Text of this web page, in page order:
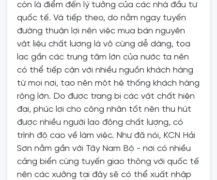
còn là điểm đến lý tưởng của các nhà đầu tư
quốc tế. Và tiếp theo, do nằm ngay tuyến
đường thuận lợi nên việc mua bán nguyên
vật liệu chất lượng là vô cùng dễ dàng, toạ
lạc gần các trung tâm lớn của nước ta nên
có thể tiếp cận với nhiều nguồn khách hàng
từ mọi nơi, tạo nên một hệ thống khách hàng
rộng lớn. Do được trang bị các vật chất hiện
đại, phúc lợi cho công nhân tốt nên thu hút
được nhiều người lao động chất lượng, có
trình độ cao về làm việc. Như đã nói, KCN Hải
Sơn nằm gần với Tây Nam Bộ - nơi có nhiều
cảng biển cùng tuyến giao thông với quốc tế
nên các xưởng tại đây sẽ có thể xuất nhập